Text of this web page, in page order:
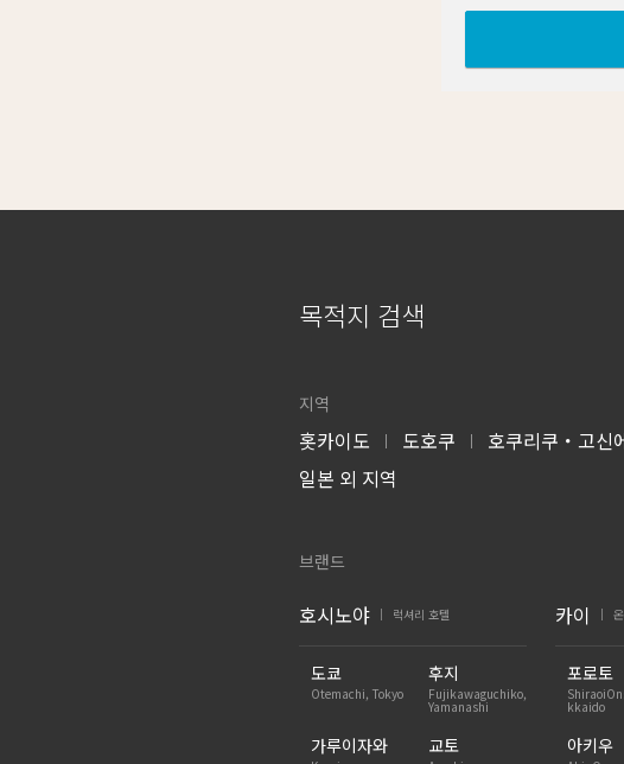
목적지 검색
지역
홋카이도 | 도호쿠 | 호쿠리쿠・고신
일본 외 지역
브랜드
호시노야 럭셔리 호텔
도쿄
Otemachi, Tokyo
후지
Fujikawaguchiko,
Yamanashi
가루이자와 교토
카이
포로토
kkaido
아키우